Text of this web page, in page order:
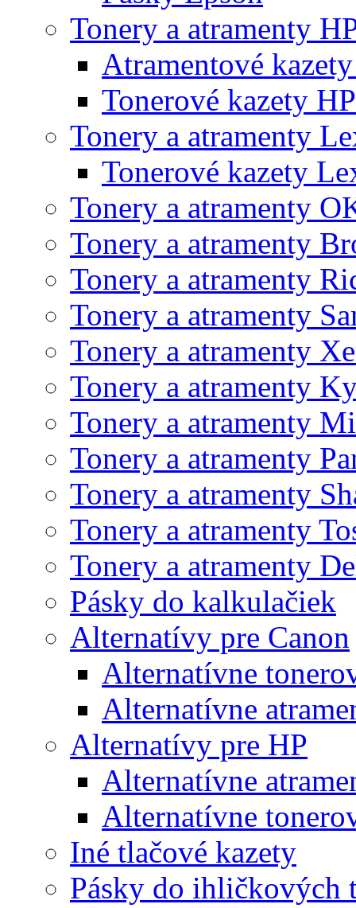
Tonery a atramenty
Atramentové
Tonerové kazety HP
Tonery a atramenty
Tonerové kazety
Tonery a atramenty
Tonery a atramenty
Tonery a atramenty
Tonery a atramenty
Tonery a atramenty
Tonery a atramenty
Tonery a atramenty
Tonery a atramenty
Tonery a atramenty
Tonery a atramenty
Tonery a atramenty
Pásky do kalkulačiek
Alternatívy pre Canon
Alternatívne
Alternatívne
Alternatívy pre HP
Alternatívne
Alternatívne
Iné tlačové kazety
Pásky do ihličkových